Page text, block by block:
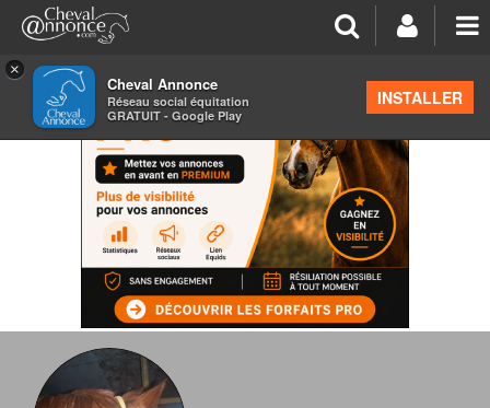
×
Cheval Annonce
Réseau social équitation
GRATUIT - Google Play
INSTALLER